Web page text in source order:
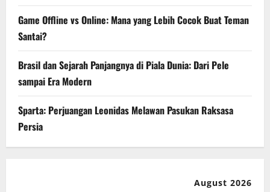
Game Offline vs Online: Mana yang Lebih Cocok Buat Teman
Santai?
Brasil dan Sejarah Panjangnya di Piala Dunia: Dari Pele
sampai Era Modern
Sparta: Perjuangan Leonidas Melawan Pasukan Raksasa
Persia
August 2026